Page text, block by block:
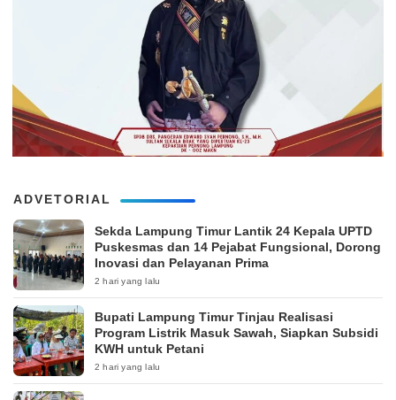
ADVETORIAL
‎Sekda Lampung Timur Lantik 24 Kepala UPTD
Puskesmas dan 14 Pejabat Fungsional, Dorong
Inovasi dan Pelayanan Prima
2 hari yang lalu
Bupati Lampung Timur Tinjau Realisasi
Program Listrik Masuk Sawah, Siapkan Subsidi
KWH untuk Petani
2 hari yang lalu